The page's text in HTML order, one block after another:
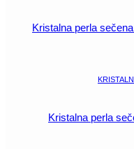
Kristalna perla
Kristalna perla